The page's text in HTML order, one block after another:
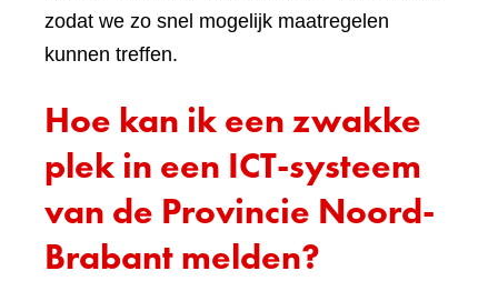
zodat we zo snel mogelijk maatregelen
kunnen treffen.
Hoe kan ik een zwakke
plek in een ICT-systeem
van de Provincie Noord-
Brabant melden?